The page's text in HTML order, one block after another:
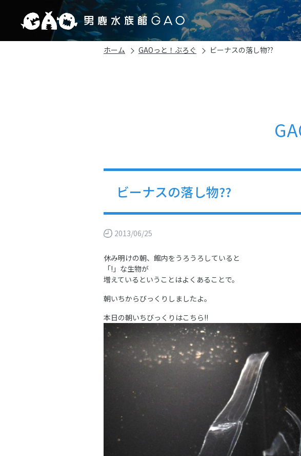
ホーム GAOっと！ぶろぐ ビーナスの落し物??
ビーナスの落し物??
2013/06/25
休み明けの朝、館内をうろうろしていると
「!」な生物が
増えているということはよくあることで。
朝いちからびっくりしましたよ。
本日の朝いちびっくりはこちら!!